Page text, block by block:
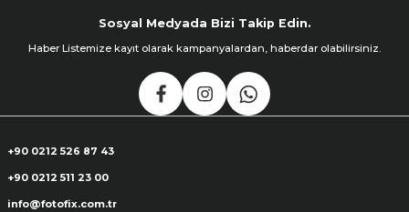
Sosyal Medyada Bizi Takip Edin.
Haber Listemize kayıt olarak kampanyalardan, haberdar olabilirsiniz.
+90 0212 526 87 43
+90 0212 511 23 00
info@fotofix.com.tr